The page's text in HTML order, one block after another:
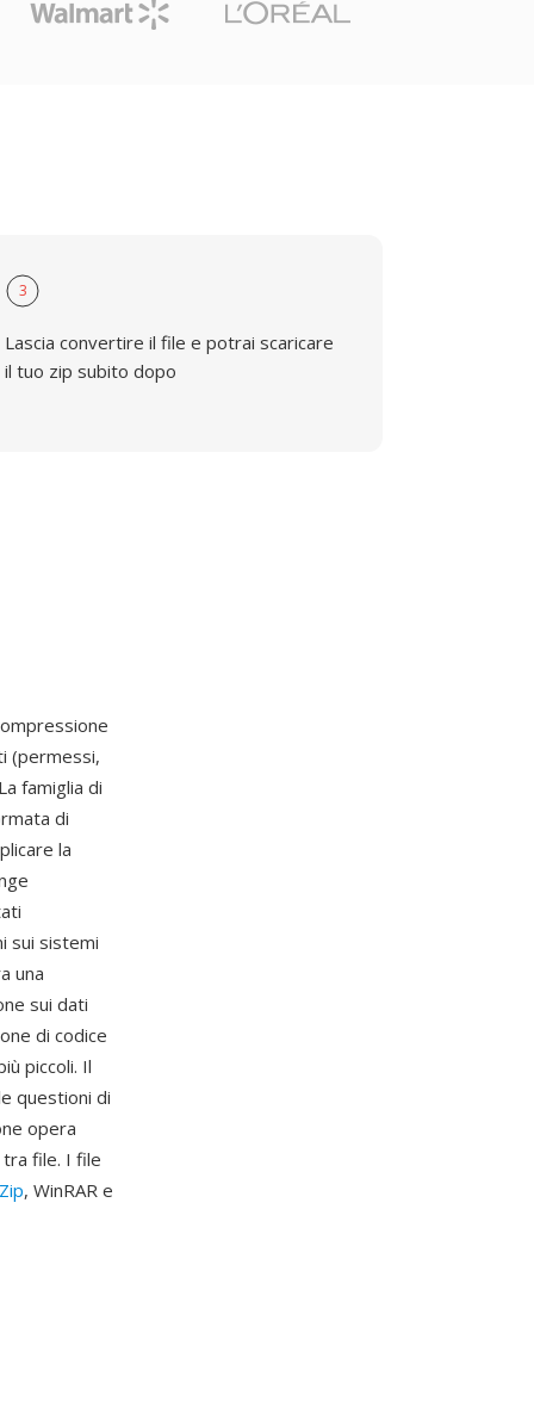
3
Lascia convertire il file e potrai scaricare
il tuo zip subito dopo
(permessi,
famiglia di
di
la
sui sistemi
una
sui dati
di codice
piccoli. Il
questioni di
opera
file. I file
, WinRAR e